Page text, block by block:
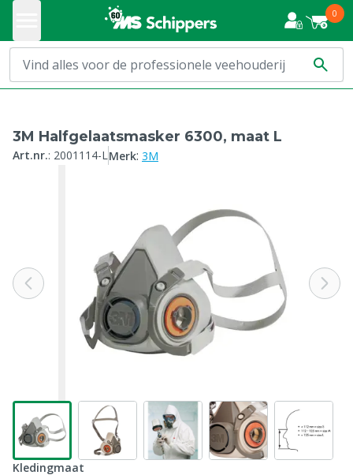
0
3M Halfgelaatsmasker 6300, maat L
Art.nr.: 2001114-LMerk: 3M
Kledingmaat